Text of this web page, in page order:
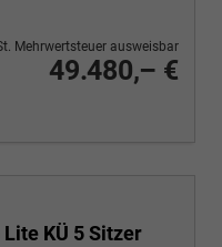
49.480,– €
Mehrwertsteuer ausweisbar
Lite KÜ 5 Sitzer